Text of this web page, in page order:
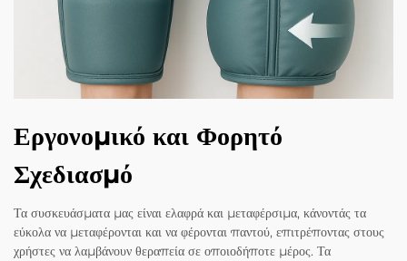
Εργονομικό και Φορητό
Σχεδιασμό
Τα συσκευάσματα μας είναι ελαφρά και μεταφέρσιμα, κάνοντάς τα
εύκολα να μεταφέρονται και να φέρονται παντού, επιτρέποντας στους
χρήστες να λαμβάνουν θεραπεία σε οποιοδήποτε μέρος. Τα